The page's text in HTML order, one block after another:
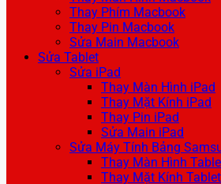
Thay Phím Macbook
Thay Pin Macbook
Sửa Main Macbook
Sửa Tablet
Sửa iPad
Thay Màn Hình iPad
Thay Mặt Kính iPad
Thay Pin iPad
Sửa Main iPad
Sửa Máy Tính Bảng
Thay Màn Hình
Thay Mặt Kính